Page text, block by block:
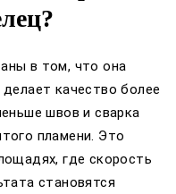
в том, что она
качество более
швов и сварка
пламени. Это
где скорость
становятся